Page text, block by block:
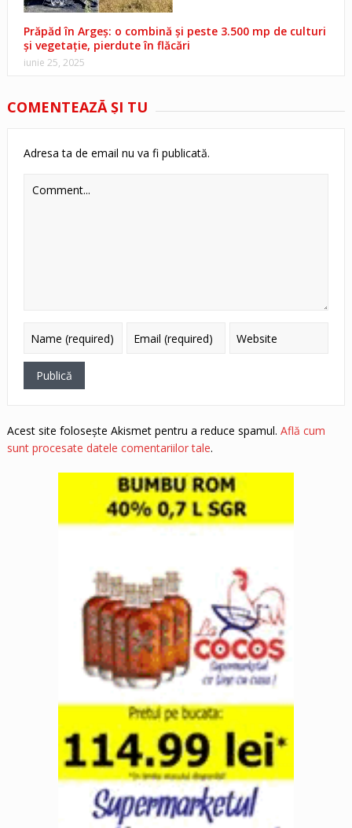
Prăpăd în Argeș: o combină şi peste 3.500 mp de culturi
şi vegetaţie, pierdute în flăcări
iunie 25, 2025
COMENTEAZĂ ŞI TU
Adresa ta de email nu va fi publicată.
Acest site folosește Akismet pentru a reduce spamul. Află cum
sunt procesate datele comentariilor tale.